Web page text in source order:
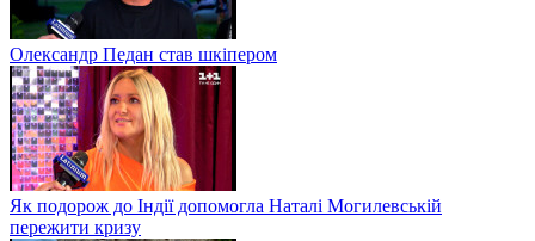
Олександр Педан став шкіпером
Як подорож до Індії допомогла Наталі Могилевській
пережити кризу